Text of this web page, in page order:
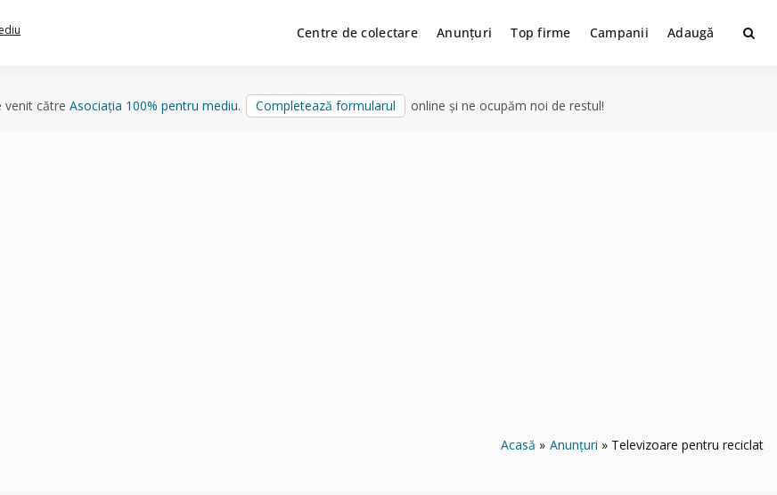
Centre de colectare Anunțuri Top firme Campanii Adaugă
venit către Asociația 100% pentru mediu. Completează formularul online și ne ocupăm noi de restul!
Acasă Anunțuri Televizoare pentru reciclat